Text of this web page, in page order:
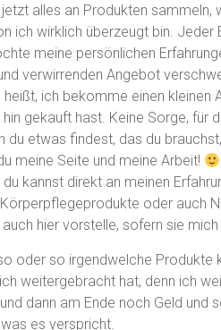
alles an Produkten
ich wirklich überzeugt bin. Jeder
meine persönlichen
verwirrenden Angebot
heißt, ich bekomme einen kleinen
gekauft hast. Keine Sorge, für
du etwas findest, das du
meine Seite und meine Arbeit!
kannst direkt an meinen
oder auch
hier vorstelle, sofern sie
oder so irgendwelche Produkte
weitergebracht hat, denn ich
dann am Ende noch Geld und
es verspricht.